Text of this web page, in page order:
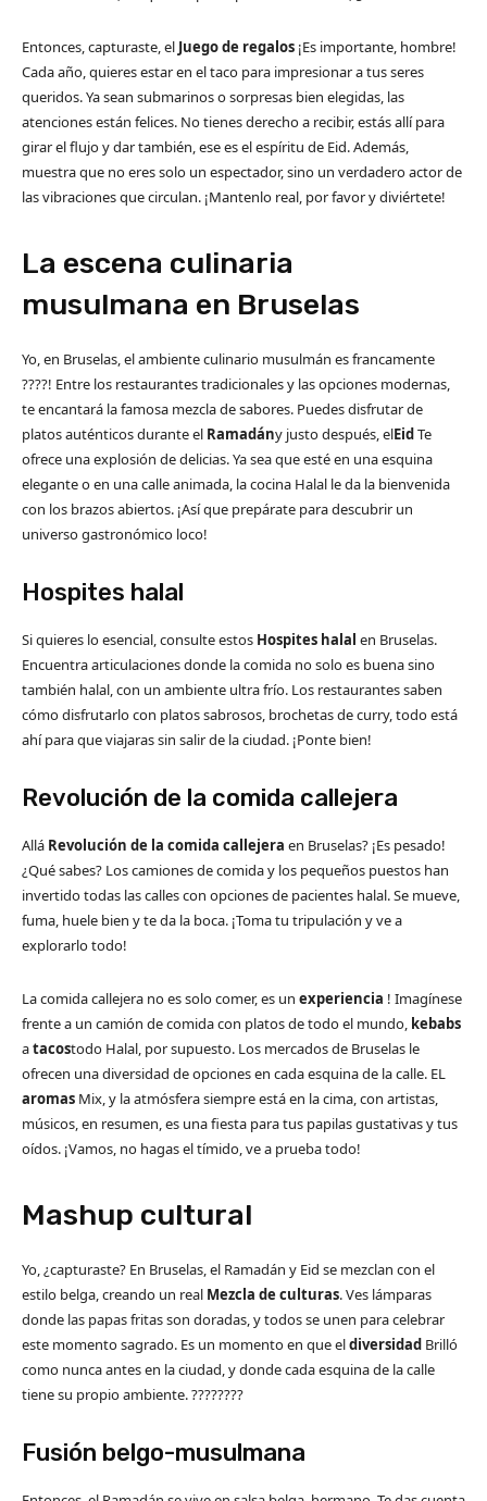
Entonces, capturaste, el Juego de regalos ¡Es importante, hombre!
Cada año, quieres estar en el taco para impresionar a tus seres
queridos. Ya sean submarinos o sorpresas bien elegidas, las
atenciones están felices. No tienes derecho a recibir, estás allí para
girar el flujo y dar también, ese es el espíritu de Eid. Además,
muestra que no eres solo un espectador, sino un verdadero actor de
las vibraciones que circulan. ¡Mantenlo real, por favor y diviértete!
La escena culinaria
musulmana en Bruselas
Yo, en Bruselas, el ambiente culinario musulmán es francamente
????! Entre los restaurantes tradicionales y las opciones modernas,
te encantará la famosa mezcla de sabores. Puedes disfrutar de
platos auténticos durante el Ramadány justo después, elEid Te
ofrece una explosión de delicias. Ya sea que esté en una esquina
elegante o en una calle animada, la cocina Halal le da la bienvenida
con los brazos abiertos. ¡Así que prepárate para descubrir un
universo gastronómico loco!
Hospites halal
Si quieres lo esencial, consulte estos Hospites halal en Bruselas.
Encuentra articulaciones donde la comida no solo es buena sino
también halal, con un ambiente ultra frío. Los restaurantes saben
cómo disfrutarlo con platos sabrosos, brochetas de curry, todo está
ahí para que viajaras sin salir de la ciudad. ¡Ponte bien!
Revolución de la comida callejera
Allá Revolución de la comida callejera en Bruselas? ¡Es pesado!
¿Qué sabes? Los camiones de comida y los pequeños puestos han
invertido todas las calles con opciones de pacientes halal. Se mueve,
fuma, huele bien y te da la boca. ¡Toma tu tripulación y ve a
explorarlo todo!
La comida callejera no es solo comer, es un experiencia ! Imagínese
frente a un camión de comida con platos de todo el mundo, kebabs
atacostodo Halal, por supuesto. Los mercados de Bruselas le
ofrecen una diversidad de opciones en cada esquina de la calle. EL
aromas Mix, y la atmósfera siempre está en la cima, con artistas,
músicos, en resumen, es una fiesta para tus papilas gustativas y tus
oídos. ¡Vamos, no hagas el tímido, ve a prueba todo!
Mashup cultural
Yo, ¿capturaste? En Bruselas, el Ramadán y Eid se mezclan con el
estilo belga, creando un real Mezcla de culturas. Ves lámparas
donde las papas fritas son doradas, y todos se unen para celebrar
este momento sagrado. Es un momento en que eldiversidad Brilló
como nunca antes en la ciudad, y donde cada esquina de la calle
tiene su propio ambiente. ????????
Fusión belgo-musulmana